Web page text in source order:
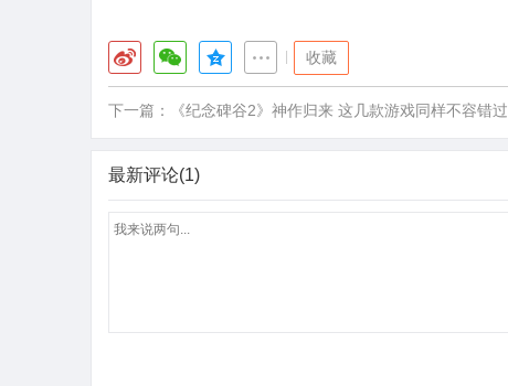
收藏
下一篇： 《纪念碑谷2》神作归来 这几款游戏同样不容错过
最新评论(1)